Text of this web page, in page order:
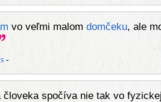
vo veľmi malom domčeku, ale
-
človeka spočíva nie tak vo